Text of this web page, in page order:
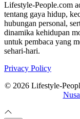
Lifestyle-People.com
tentang gaya hidup,
hubungan personal,
dinamika kehidupan
untuk pembaca yang
sehari-hari.
Privacy Policy
© 2026 Lifestyle-